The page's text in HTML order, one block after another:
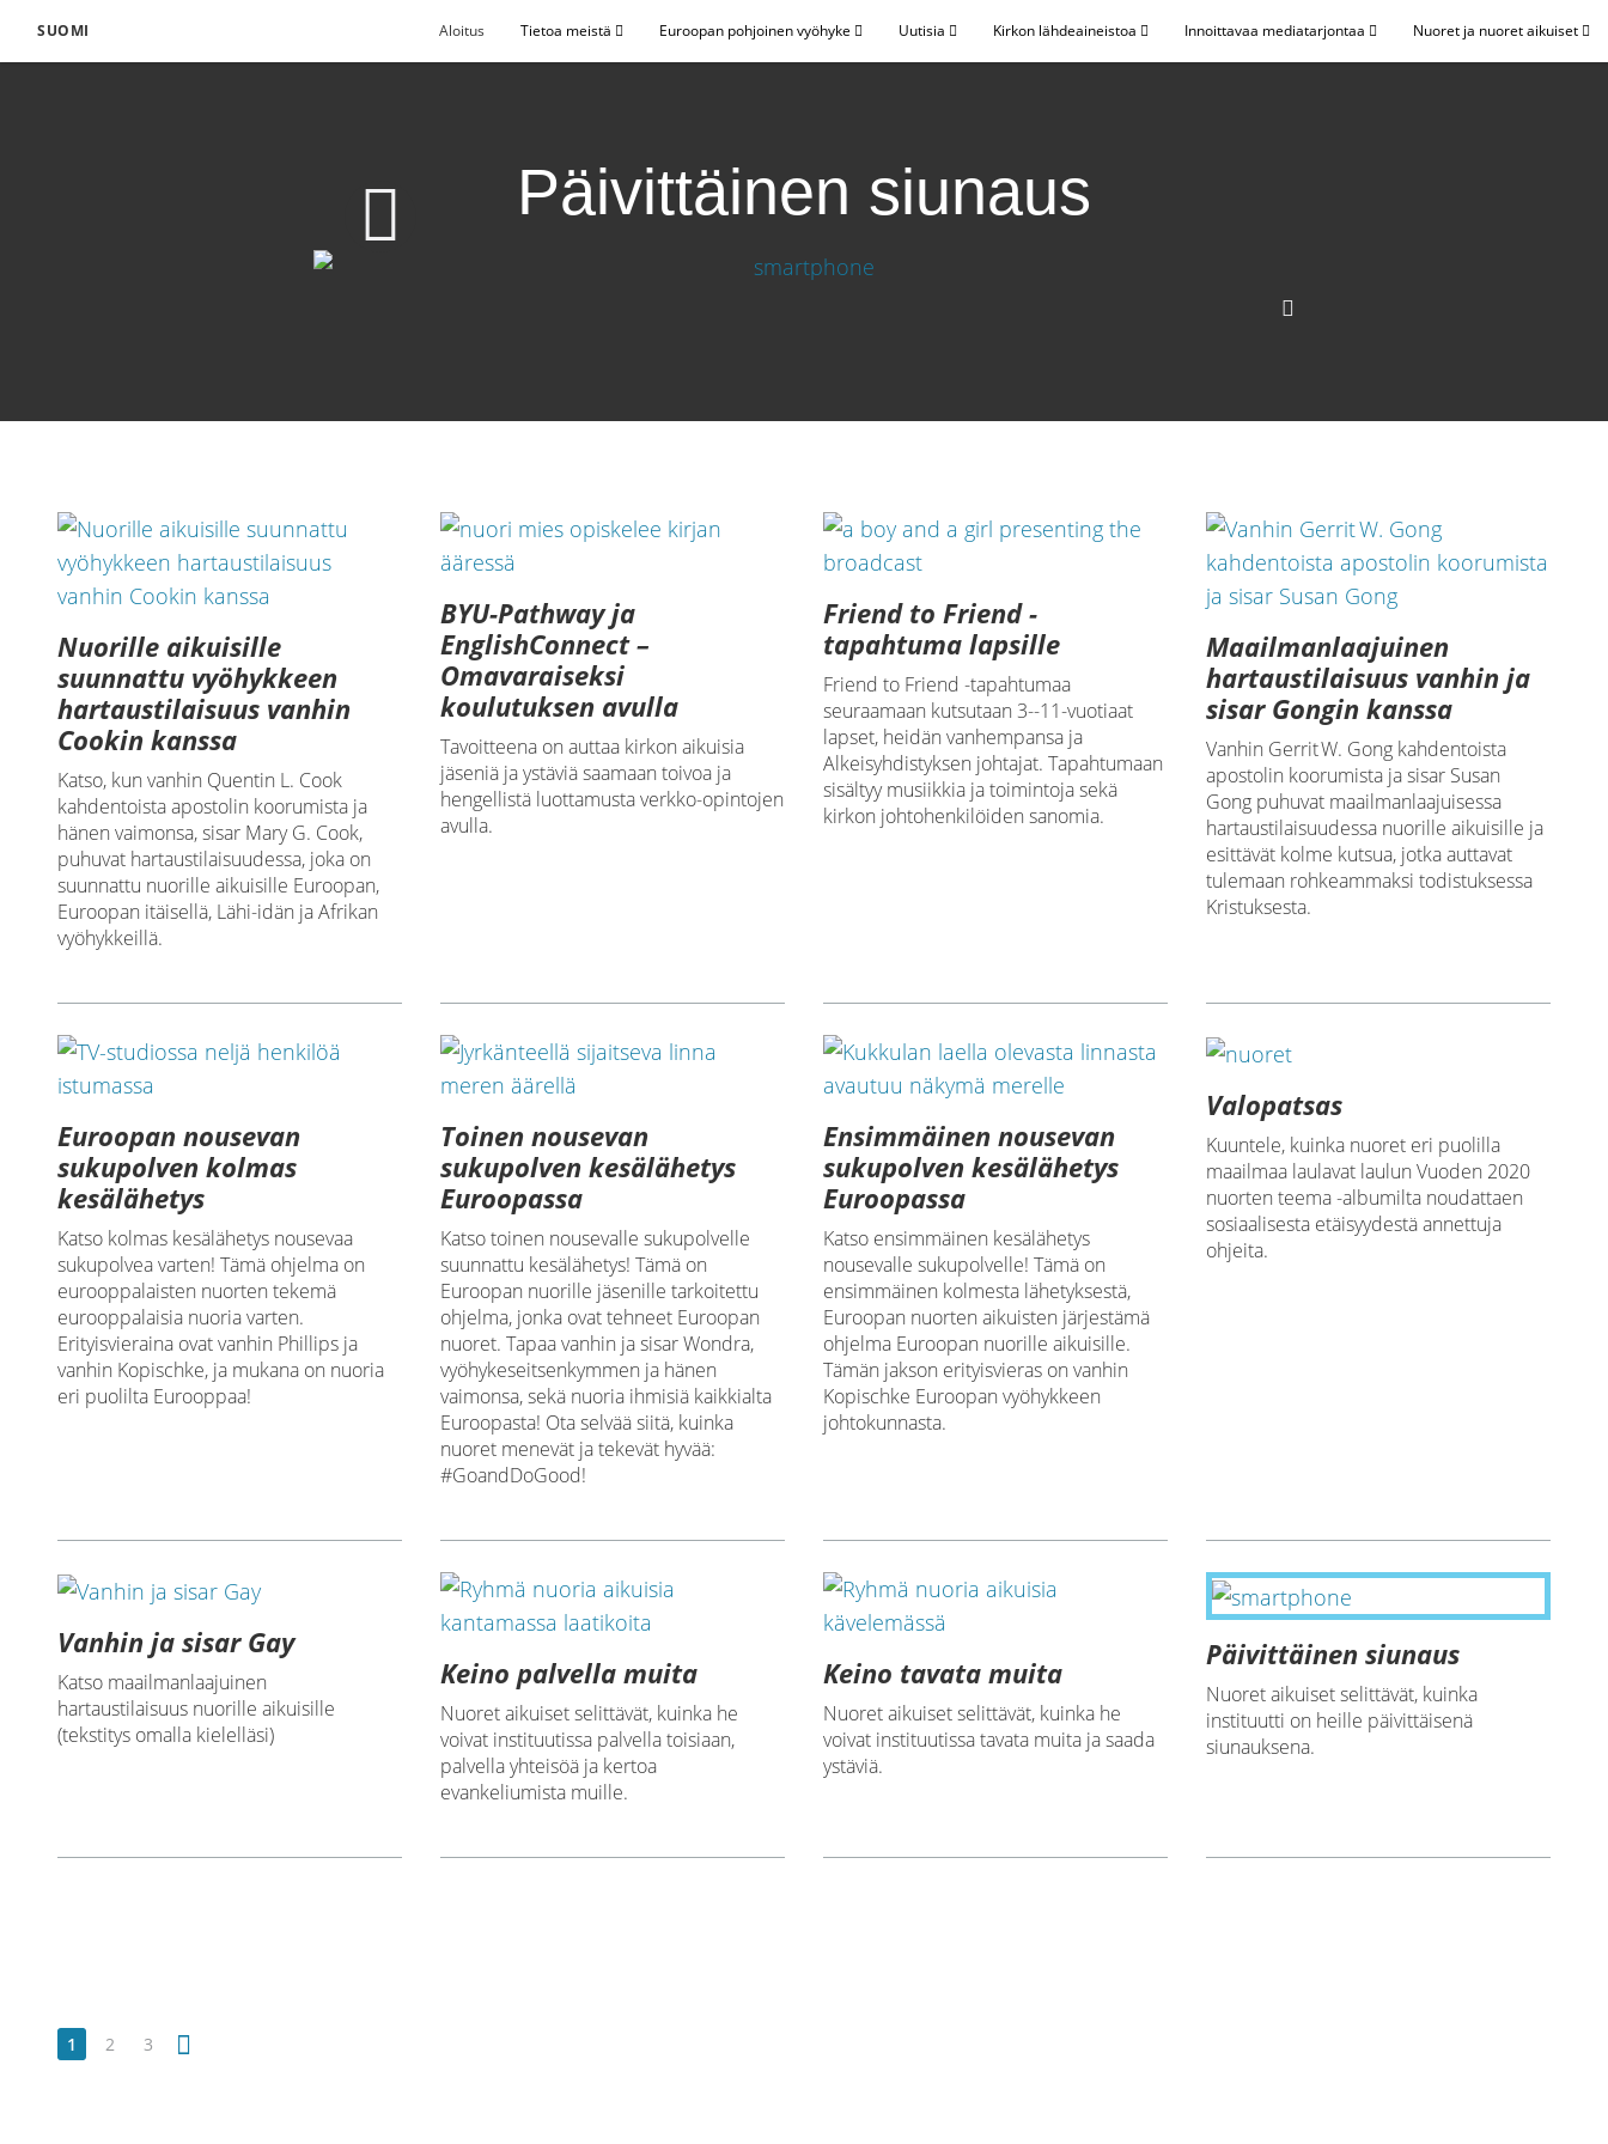
SUOMI Aloitus Tietoa meistä Euroopan pohjoinen vyöhyke Uutisia Kirkon lähdeaineistoa Innoittavaa mediatarjontaa Nuoret ja nuoret aikuiset
Päivittäinen siunaus
Nuorille aikuisille
suunnattu vyöhykkeen
hartaustilaisuus vanhin
Cookin kanssa
Katso, kun vanhin Quentin L. Cook
kahdentoista apostolin koorumista ja
hänen vaimonsa, sisar Mary G. Cook,
puhuvat hartaustilaisuudessa, joka on
suunnattu nuorille aikuisille Euroopan,
Euroopan itäisellä, Lähi-idän ja Afrikan
vyöhykkeillä.
BYU-Pathway ja
EnglishConnect –
Omavaraiseksi
koulutuksen avulla
Tavoitteena on auttaa kirkon aikuisia
jäseniä ja ystäviä saamaan toivoa ja
hengellistä luottamusta verkko-opintojen
avulla.
Friend to Friend -
tapahtuma lapsille
Friend to Friend -tapahtumaa
seuraamaan kutsutaan 3--11-vuotiaat
lapset, heidän vanhempansa ja
Alkeisyhdistyksen johtajat. Tapahtumaan
sisältyy musiikkia ja toimintoja sekä
kirkon johtohenkilöiden sanomia.
Maailmanlaajuinen
hartaustilaisuus vanhin ja
sisar Gongin kanssa
Vanhin Gerrit W. Gong kahdentoista
apostolin koorumista ja sisar Susan
Gong puhuvat maailmanlaajuisessa
hartaustilaisuudessa nuorille aikuisille ja
esittävät kolme kutsua, jotka auttavat
tulemaan rohkeammaksi todistuksessa
Kristuksesta.
Euroopan nousevan
sukupolven kolmas
kesälähetys
Katso kolmas kesälähetys nousevaa
sukupolvea varten! Tämä ohjelma on
eurooppalaisten nuorten tekemä
eurooppalaisia nuoria varten.
Erityisvieraina ovat vanhin Phillips ja
vanhin Kopischke, ja mukana on nuoria
eri puolilta Eurooppaa!
Toinen nousevan
sukupolven kesälähetys
Euroopassa
Katso toinen nousevalle sukupolvelle
suunnattu kesälähetys! Tämä on
Euroopan nuorille jäsenille tarkoitettu
ohjelma, jonka ovat tehneet Euroopan
nuoret. Tapaa vanhin ja sisar Wondra,
vyöhykeseitsenkymmen ja hänen
vaimonsa, sekä nuoria ihmisiä kaikkialta
Euroopasta! Ota selvää siitä, kuinka
nuoret menevät ja tekevät hyvää:
#GoandDoGood!
Ensimmäinen nousevan
sukupolven kesälähetys
Euroopassa
Katso ensimmäinen kesälähetys
nousevalle sukupolvelle! Tämä on
ensimmäinen kolmesta lähetyksestä,
Euroopan nuorten aikuisten järjestämä
ohjelma Euroopan nuorille aikuisille.
Tämän jakson erityisvieras on vanhin
Kopischke Euroopan vyöhykkeen
johtokunnasta.
Valopatsas
Kuuntele, kuinka nuoret eri puolilla
maailmaa laulavat laulun Vuoden 2020
nuorten teema -albumilta noudattaen
sosiaalisesta etäisyydestä annettuja
ohjeita.
Vanhin ja sisar Gay
Katso maailmanlaajuinen
hartaustilaisuus nuorille aikuisille
(tekstitys omalla kielelläsi)
Keino palvella muita
Nuoret aikuiset selittävät, kuinka he
voivat instituutissa palvella toisiaan,
palvella yhteisöä ja kertoa
evankeliumista muille.
Keino tavata muita
Nuoret aikuiset selittävät, kuinka he
voivat instituutissa tavata muita ja saada
ystäviä.
Päivittäinen siunaus
Nuoret aikuiset selittävät, kuinka
instituutti on heille päivittäisenä
siunauksena.
1 2 3